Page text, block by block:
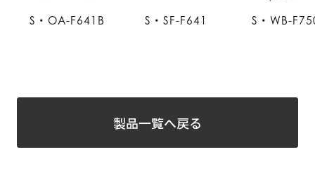
S・OA-F641B S・SF-F641 S・WB-
製品一覧へ戻る